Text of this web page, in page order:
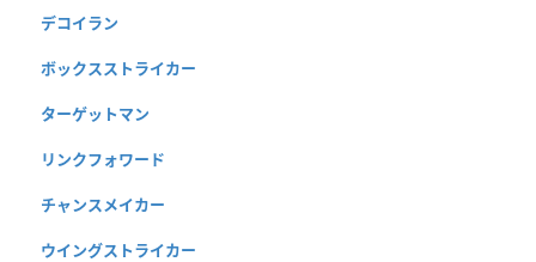
デコイラン
ボックスストライカー
ターゲットマン
リンクフォワード
チャンスメイカー
ウイングストライカー